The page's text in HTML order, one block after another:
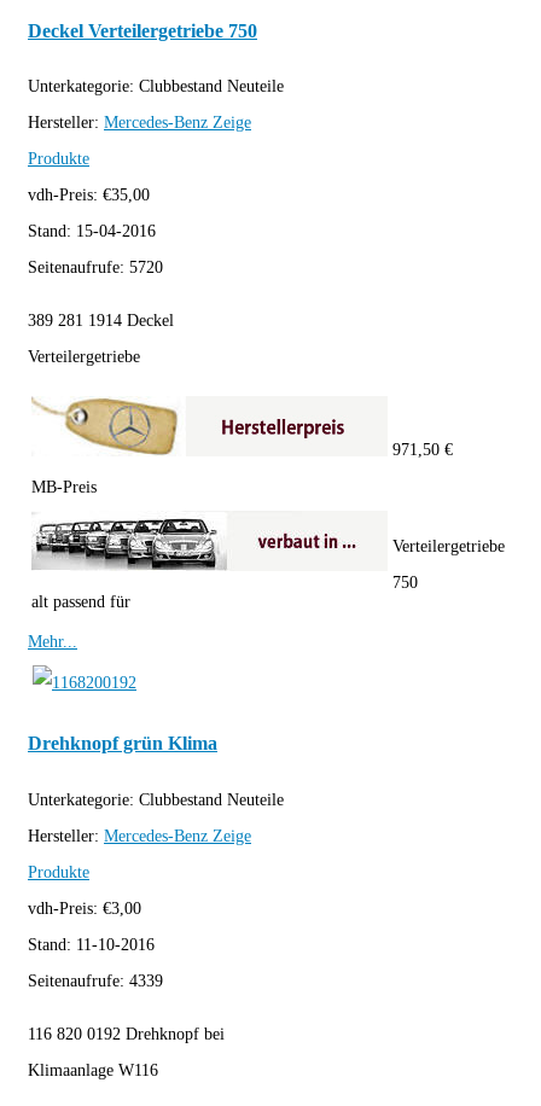
Deckel Verteilergetriebe 750
Unterkategorie: Clubbestand Neuteile
Hersteller: Mercedes-Benz Zeige
Produkte
vdh-Preis: €35,00
Stand: 15-04-2016
Seitenaufrufe: 5720
389 281 1914 Deckel
Verteilergetriebe
MB-Preis
971,50 €
alt passend für
Verteilergetriebe
750
Mehr...
Drehknopf grün Klima
Unterkategorie: Clubbestand Neuteile
Hersteller: Mercedes-Benz Zeige
Produkte
vdh-Preis: €3,00
Stand: 11-10-2016
Seitenaufrufe: 4339
116 820 0192 Drehknopf bei
Klimaanlage W116